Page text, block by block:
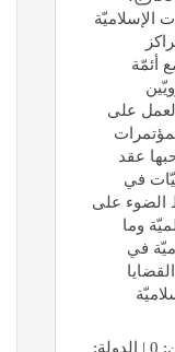
الإسلاميّة
أئمّة
على
عقد
في
الضوء على
وما
في